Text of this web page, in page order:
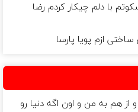
با دلم چیکار کردم رضا
ازم پویا پارسا
هم به من و اون اگه دنیا رو